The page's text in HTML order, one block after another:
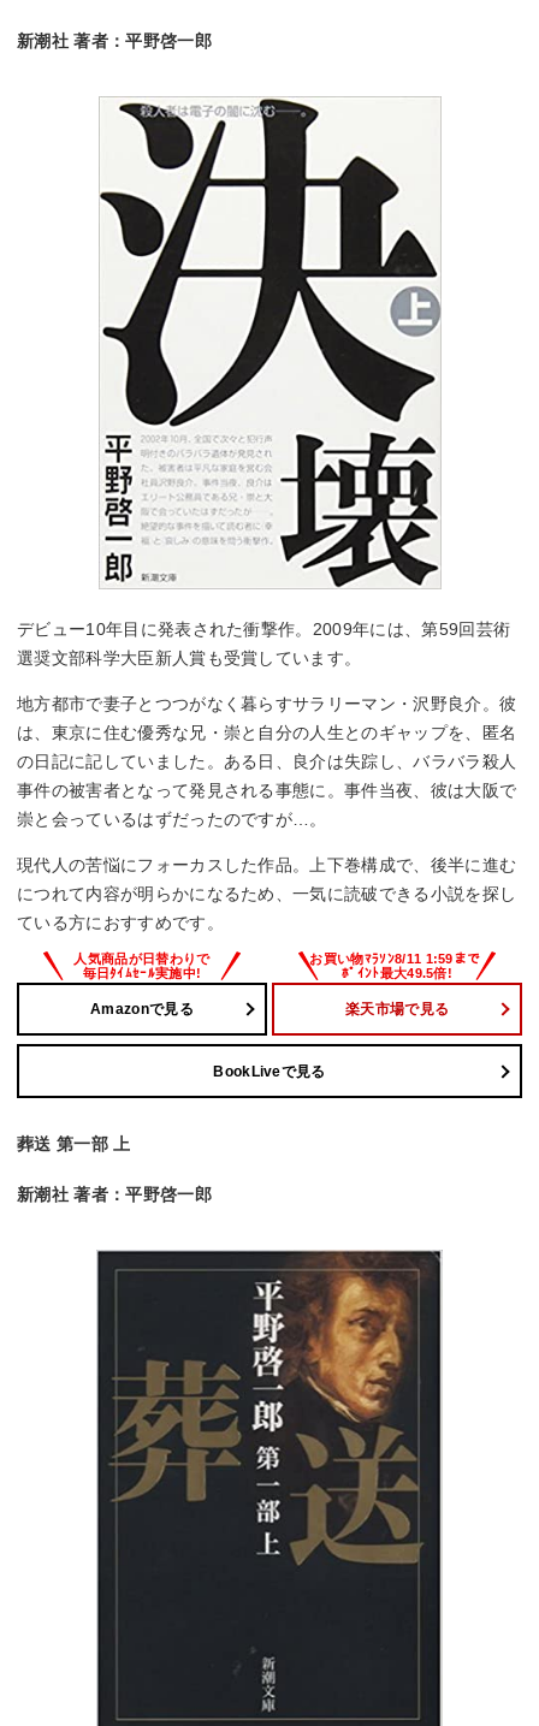
新潮社 著者：平野啓一郎
デビュー10年目に発表された衝撃作。2009年には、第59回芸術
選奨文部科学大臣新人賞も受賞しています。
地方都市で妻子とつつがなく暮らすサラリーマン・沢野良介。彼
は、東京に住む優秀な兄・崇と自分の人生とのギャップを、匿名
の日記に記していました。ある日、良介は失踪し、バラバラ殺人
事件の被害者となって発見される事態に。事件当夜、彼は大阪で
崇と会っているはずだったのですが…。
現代人の苦悩にフォーカスした作品。上下巻構成で、後半に進む
につれて内容が明らかになるため、一気に読破できる小説を探し
ている方におすすめです。
Amazonで見る 楽天市場で見る
BookLiveで見る
葬送 第一部 上
新潮社 著者：平野啓一郎